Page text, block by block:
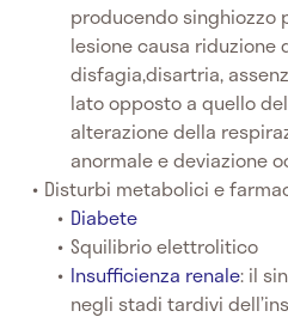
producendo singhiozzo
lesione causa riduzione
disfagia,disartria,
lato opposto a quello
alterazione della
anormale e deviazione
Disturbi metabolici e
Diabete
Squilibrio elettrolitico
Insufficienza renale: il
negli stadi tardivi